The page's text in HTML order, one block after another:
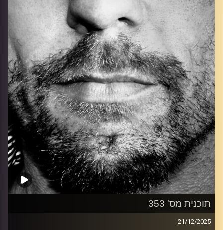
עם שמוליק רגב.
קרדיט תמונות: David Goehring
תוכנית מס' 353
21/12/2025